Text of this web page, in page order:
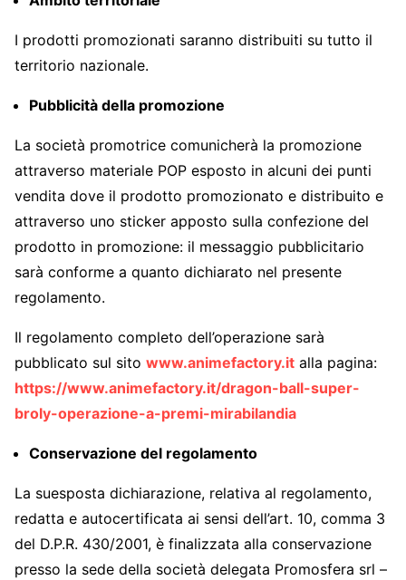
I prodotti promozionati saranno distribuiti su tutto il
territorio nazionale.
Pubblicità della promozione
La società promotrice comunicherà la promozione
attraverso materiale POP esposto in alcuni dei punti
vendita dove il prodotto promozionato e distribuito e
attraverso uno sticker apposto sulla confezione del
prodotto in promozione: il messaggio pubblicitario
sarà conforme a quanto dichiarato nel presente
regolamento.
Il regolamento completo dell’operazione sarà
pubblicato sul sito www.animefactory.it alla pagina:
https://www.animefactory.it/dragon-ball-super-
broly-operazione-a-premi-mirabilandia
Conservazione del regolamento
La suesposta dichiarazione, relativa al regolamento,
redatta e autocertificata ai sensi dell’art. 10, comma 3
del D.P.R. 430/2001, è finalizzata alla conservazione
presso la sede della società delegata Promosfera srl –